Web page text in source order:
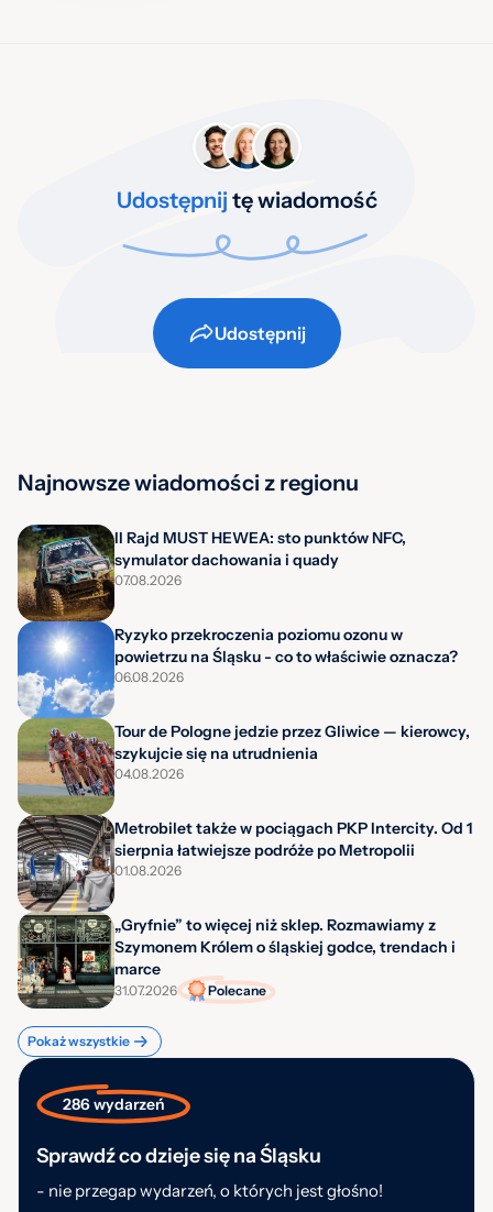
Udostępnij tę wiadomość
Udostępnij
Najnowsze wiadomości z regionu
II Rajd MUST HEWEA: sto punktów NFC,
symulator dachowania i quady
07.08.2026
Ryzyko przekroczenia poziomu ozonu w
powietrzu na Śląsku - co to właściwie oznacza?
06.08.2026
Tour de Pologne jedzie przez Gliwice — kierowcy,
szykujcie się na utrudnienia
04.08.2026
Metrobilet także w pociągach PKP Intercity. Od 1
sierpnia łatwiejsze podróże po Metropolii
01.08.2026
„Gryfnie” to więcej niż sklep. Rozmawiamy z
Szymonem Królem o śląskiej godce, trendach i
marce
31.07.2026 Polecane
Pokaż wszystkie
286 wydarzeń
Sprawdź co dzieje się na Śląsku
- nie przegap wydarzeń, o których jest głośno!